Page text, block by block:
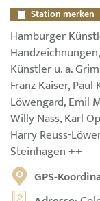
Station merken
Hamburger
Künstler u. a.
Franz Kaiser,
Löwengard, Emil
Willy Nass, Karl
Harry Reuss-
Steinhagen ++
GPS-